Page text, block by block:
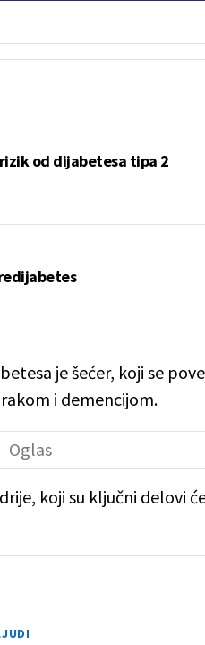
od dijabetesa tipa 2
je šećer, koji se
i demencijom.
koji su ključni delovi